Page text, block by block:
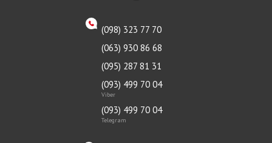
(098) 323 77 70
(063) 930 86 68
(095) 287 81 31
(093) 499 70 04
Viber
(093) 499 70 04
Telegram